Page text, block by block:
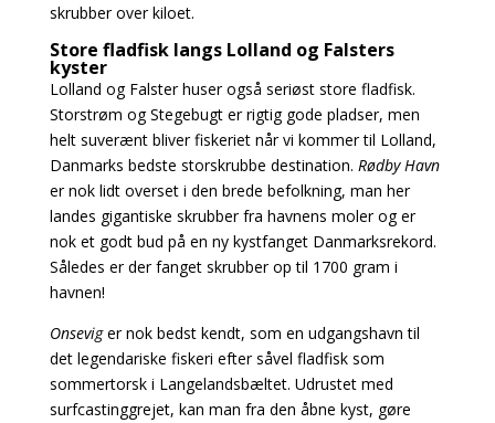
skrubber over kiloet.
Store fladfisk langs Lolland og Falsters
kyster
Lolland og Falster huser også seriøst store fladfisk.
Storstrøm og Stegebugt er rigtig gode pladser, men
helt suverænt bliver fiskeriet når vi kommer til Lolland,
Danmarks bedste storskrubbe destination. Rødby Havn
er nok lidt overset i den brede befolkning, man her
landes gigantiske skrubber fra havnens moler og er
nok et godt bud på en ny kystfanget Danmarksrekord.
Således er der fanget skrubber op til 1700 gram i
havnen!
Onseviger nok bedst kendt, som en udgangshavn til
det legendariske fiskeri efter såvel fladfisk som
sommertorsk i Langelandsbæltet. Udrustet med
surfcastinggrejet, kan man fra den åbne kyst, gøre